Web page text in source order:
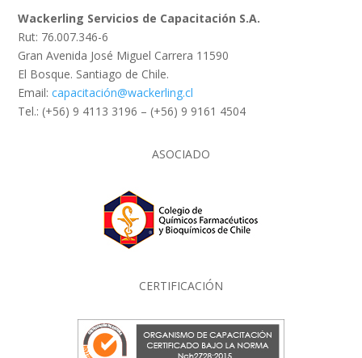
Wackerling Servicios de Capacitación S.A.
Rut: 76.007.346-6
Gran Avenida José Miguel Carrera 11590
El Bosque. Santiago de Chile.
Email:capacitación@wackerling.cl
Tel.: (+56) 9 4113 3196 – (+56) 9 9161 4504
ASOCIADO
CERTIFICACIÓN